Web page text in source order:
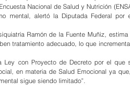
Nacional de Salud y Nutrición
mental, alertó la Diputada Federal por
Ramón de la Fuente Muñiz,
tratamiento adecuado, lo que
Ley con Proyecto de Decreto por el que
en materia de Salud Emocional ya
sigue siendo limitado”.